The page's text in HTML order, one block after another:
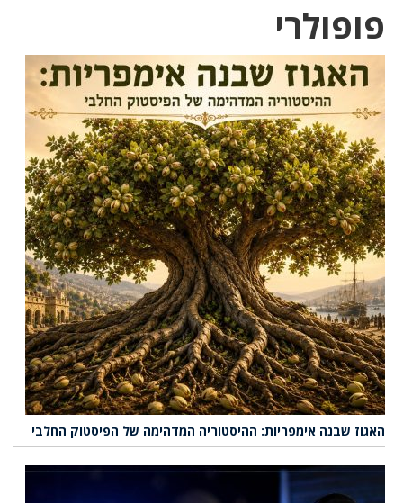
פופולרי
האגוז שבנה אימפריות: ההיסטוריה המדהימה של הפיסטוק החלבי